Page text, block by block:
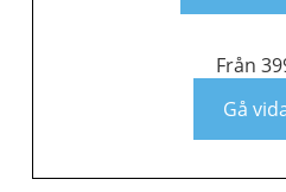
Från
Gå